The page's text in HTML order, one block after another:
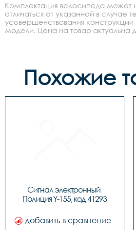
Комплектация велосипеда может
отличаться от указанной в случае
усовершенствования конструкции
модели. Цена на товар актуальна
Похожие
Сигнал электронный
Полиция Y-155, код 41293
добавить в сравнение